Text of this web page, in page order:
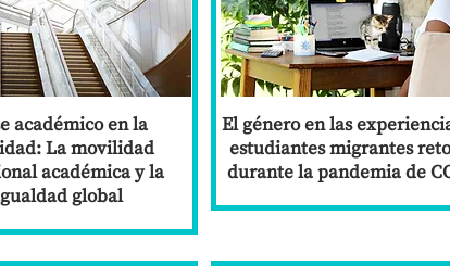
académico en la
La movilidad
académica y la
global
El género en las
estudiantes migrantes
durante la pandemia de